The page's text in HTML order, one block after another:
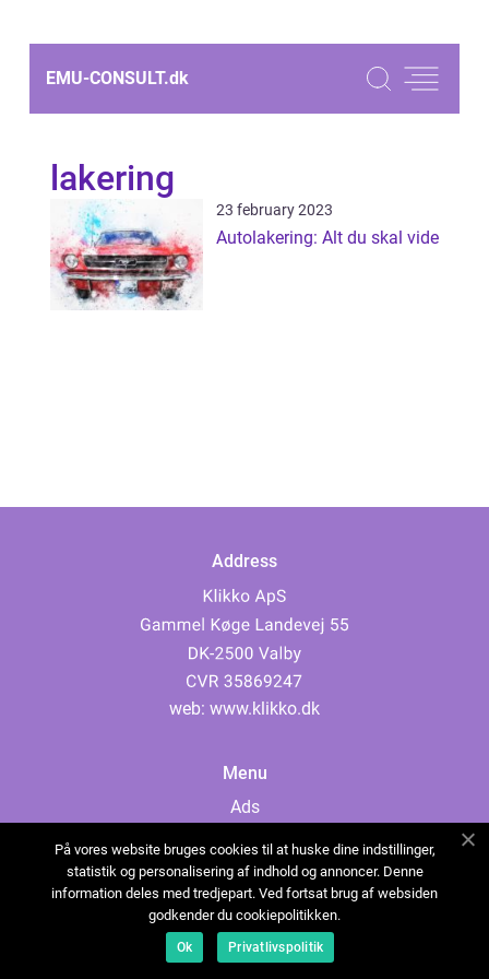
EMU-CONSULT.dk
lakering
23 february 2023
Autolakering: Alt du skal vide
Address
web: www.klikko.dk
Menu
Ads
Cookies
Contact
Sitemap
På vores website bruges cookies til at huske dine indstillinger,
statistik og personalisering af indhold og annoncer. Denne
information deles med tredjepart. Ved fortsat brug af websiden
godkender du cookiepolitikken.
Ok Privatlivspolitik